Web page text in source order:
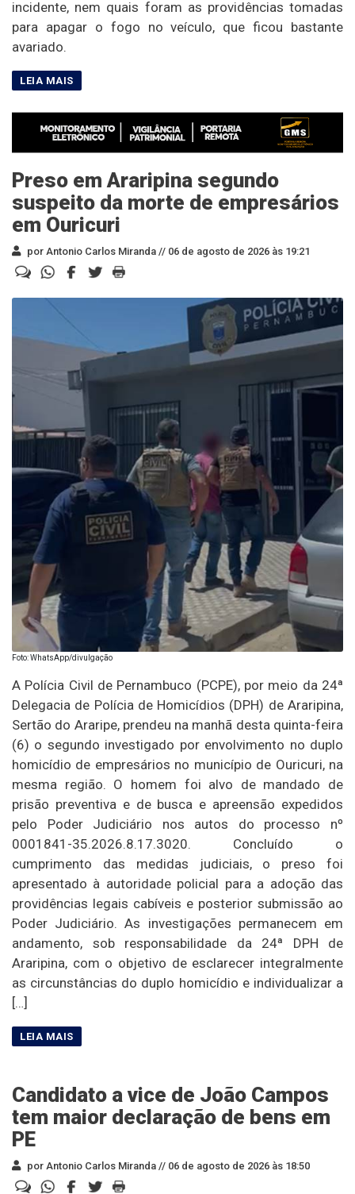
incidente, nem quais foram as providências tomadas
para apagar o fogo no veículo, que ficou bastante
avariado.
Preso em Araripina segundo
suspeito da morte de empresários
em Ouricuri
por Antonio Carlos Miranda // 06 de agosto de 2026 às 19:21
Foto: WhatsApp/divulgação
A Polícia Civil de Pernambuco (PCPE), por meio da 24ª
Delegacia de Polícia de Homicídios (DPH) de Araripina,
Sertão do Araripe, prendeu na manhã desta quinta-feira
(6) o segundo investigado por envolvimento no duplo
homicídio de empresários no município de Ouricuri, na
mesma região. O homem foi alvo de mandado de
prisão preventiva e de busca e apreensão expedidos
pelo Poder Judiciário nos autos do processo nº
0001841-35.2026.8.17.3020. Concluído o
cumprimento das medidas judiciais, o preso foi
apresentado à autoridade policial para a adoção das
providências legais cabíveis e posterior submissão ao
Poder Judiciário. As investigações permanecem em
andamento, sob responsabilidade da 24ª DPH de
Araripina, com o objetivo de esclarecer integralmente
as circunstâncias do duplo homicídio e individualizar a
[…]
Candidato a vice de João Campos
tem maior declaração de bens em
PE
por Antonio Carlos Miranda // 06 de agosto de 2026 às 18:50